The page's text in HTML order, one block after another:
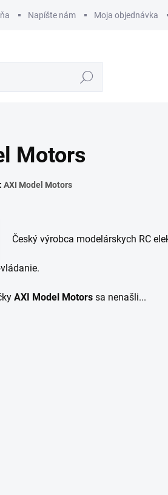
Napíšte nám Moja objednávka
Hľadať
Motors
AXI Model Motors
Český výrobca modelárskych RC
AXI Model Motors sa nenašli...